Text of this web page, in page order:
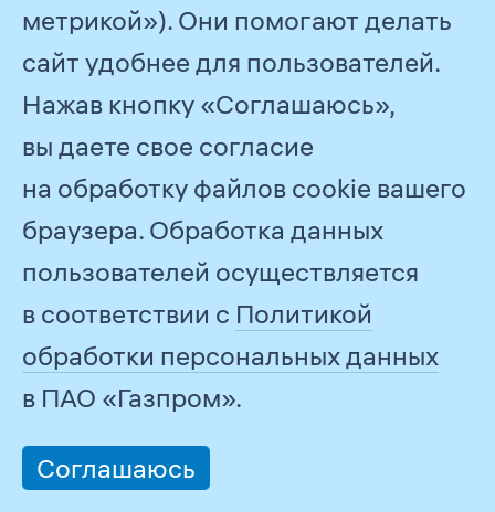
29,9млрд руб.
или 6,2%
эффективность конкурентных
закупок и маркетинговых
исследований
На6,2млрд руб.
или 5,8 %
снизилась стоимость
от первоначально заявленных цен
метрикой»). Они помогают делать
сайт удобнее для пользователей.
Нажав кнопку «Соглашаюсь»,
вы даете свое согласие
на обработку файлов cookie вашего
браузера. Обработка данных
пользователей осуществляется
в соответствии с Политикой
обработки персональных данных
в ПАО «Газпром».
Соглашаюсь